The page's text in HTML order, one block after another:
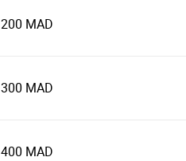
200 MAD
300 MAD
400 MAD